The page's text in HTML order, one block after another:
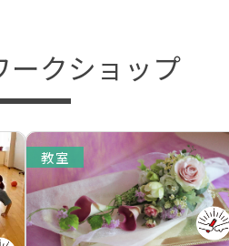
ークショップ
教室